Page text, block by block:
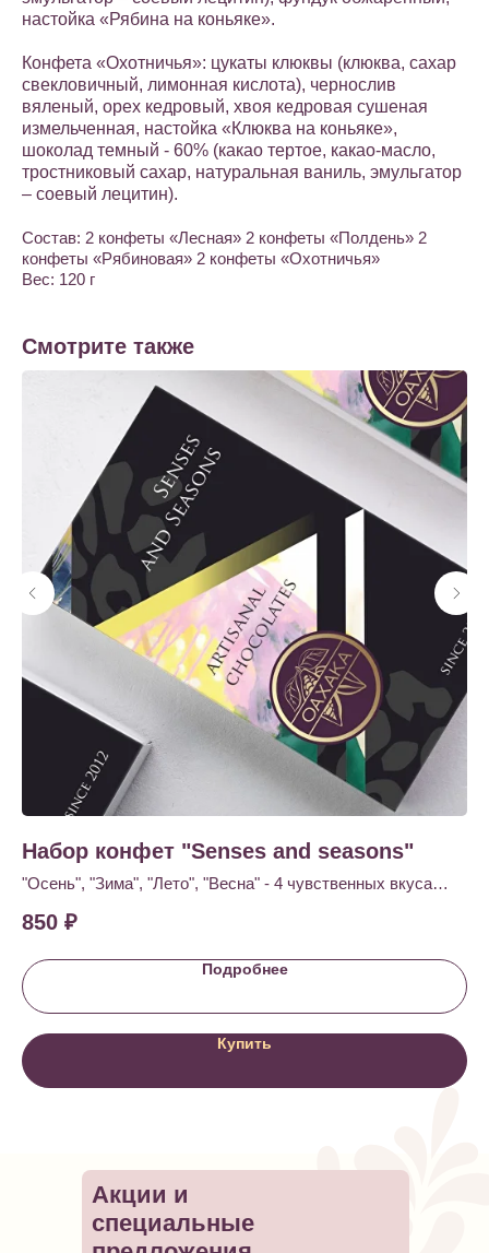
настойка «Рябина на коньяке».
Конфета «Охотничья»: цукаты клюквы (клюква, сахар
свекловичный, лимонная кислота), чернослив
вяленый, орех кедровый, хвоя кедровая сушеная
измельченная, настойка «Клюква на коньяке»,
шоколад темный - 60% (какао тертое, какао-масло,
тростниковый сахар, натуральная ваниль, эмульгатор
– соевый лецитин).
Состав: 2 конфеты «Лесная» 2 конфеты «Полдень» 2
конфеты «Рябиновая» 2 конфеты «Охотничья»
Вес: 120 г
Смотрите также
Набор конфет "Senses and seasons"
"Осень", "Зима", "Лето", "Весна" - 4 чувственных вкуса
850 ₽
Подробнее
Купить
Акции и
специальные